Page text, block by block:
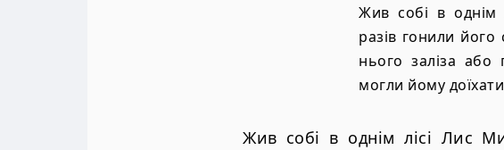
Жив собi в однiм
разiв гонили його
нього залiза або
могли йому
Жив собi в однiм лiсi Лис